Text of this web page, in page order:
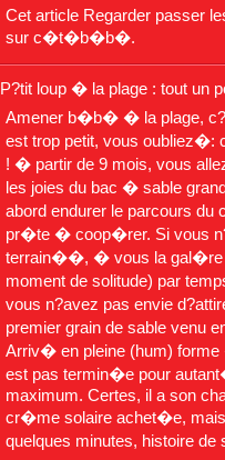
Cet article Regarder passer
sur c�t�b�b�.
P?tit loup � la plage : tout un
Amener b�b� � la plage,
est trop petit, vous oubliez�:
! � partir de 9 mois, vous
les joies du bac � sable
abord endurer le parcours
pr�te � coop�rer. Si vous
terrain��, � vous la gal�re
moment de solitude) par
vous n?avez pas envie
premier grain de sable venu
Arriv� en pleine (hum)
est pas termin�e pour
maximum. Certes, il a son
cr�me solaire achet�e, mais
quelques minutes, histoire